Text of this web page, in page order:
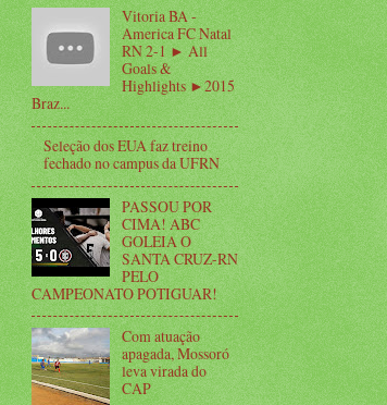
Vitoria BA -
America FC Natal
RN 2-1 ► All
Goals &
Highlights ►2015
Braz...
Seleção dos EUA faz treino
fechado no campus da UFRN
PASSOU POR
CIMA! ABC
GOLEIA O
SANTA CRUZ-RN
PELO
CAMPEONATO POTIGUAR!
Com atuação
apagada, Mossoró
leva virada do
CAP